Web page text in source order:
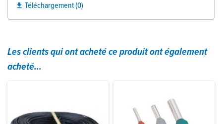
 Téléchargement (0)
Les clients qui ont acheté ce produit ont également
acheté...